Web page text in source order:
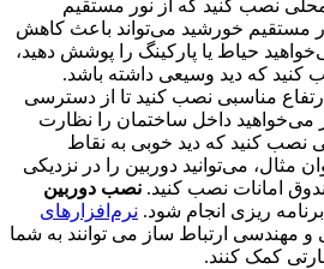
محلی نصب کنید که از نور مستقیم
مستقیم خورشید می‌تواند باعث کاهش
حیاط یا پارکینگ را پوشش دهید،
کنید که دید وسیعی داشته باشد.
ارتفاع مناسبی نصب کنید تا از دسترسی
می‌خواهید داخل ساختمان را نظارت
نصب کنید که دید خوبی به نقاط
مثال، می‌توانید دوربین را در نزدیکی
امانات نصب کنید. نصب دوربین
ریزی انجام شود. نرم‌افزارهای
و مهندسی ارتباط ساز می توانند به شما
کمک کنند.